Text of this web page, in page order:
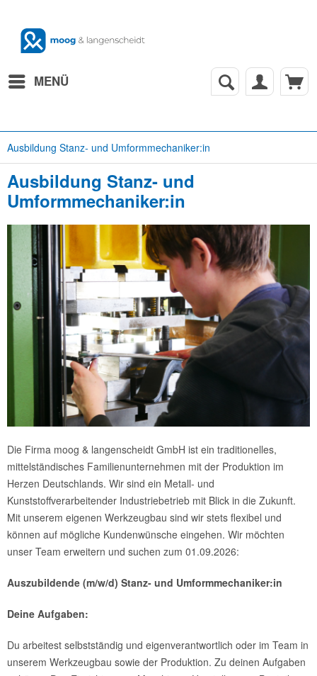
MENÜ
Ausbildung Stanz- und Umformmechaniker:in
Ausbildung Stanz- und
Umformmechaniker:in
Die Firma moog & langenscheidt GmbH ist ein traditionelles,
mittelständisches Familienunternehmen mit der Produktion im
Herzen Deutschlands. Wir sind ein Metall- und
Kunststoffverarbeitender Industriebetrieb mit Blick in die Zukunft.
Mit unserem eigenen Werkzeugbau sind wir stets flexibel und
können auf mögliche Kundenwünsche eingehen. Wir möchten
unser Team erweitern und suchen zum 01.09.2026:
Auszubildende (m/w/d) Stanz- und Umformmechaniker:in
Deine Aufgaben:
Du arbeitest selbstständig und eigenverantwortlich oder im Team in
unserem Werkzeugbau sowie der Produktion. Zu deinen Aufgaben